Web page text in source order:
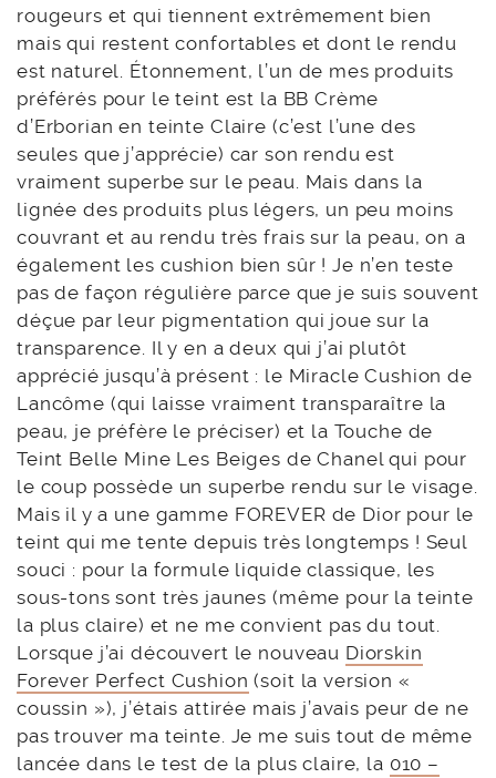
rougeurs et qui tiennent extrêmement bien
mais qui restent confortables et dont le rendu
est naturel. Étonnement, l’un de mes produits
préférés pour le teint est la BB Crème
d’Erborian en teinte Claire (c’est l’une des
seules que j’apprécie) car son rendu est
vraiment superbe sur le peau. Mais dans la
lignée des produits plus légers, un peu moins
couvrant et au rendu très frais sur la peau, on a
également les cushion bien sûr ! Je n’en teste
pas de façon régulière parce que je suis souvent
déçue par leur pigmentation qui joue sur la
transparence. Il y en a deux qui j’ai plutôt
apprécié jusqu’à présent : le Miracle Cushion de
Lancôme (qui laisse vraiment transparaître la
peau, je préfère le préciser) et la Touche de
Teint Belle Mine Les Beiges de Chanel qui pour
le coup possède un superbe rendu sur le visage.
Mais il y a une gamme FOREVER de Dior pour le
teint qui me tente depuis très longtemps ! Seul
souci : pour la formule liquide classique, les
sous-tons sont très jaunes (même pour la teinte
la plus claire) et ne me convient pas du tout.
Lorsque j’ai découvert le nouveau Diorskin
Forever Perfect Cushion (soit la version «
coussin »), j’étais attirée mais j’avais peur de ne
pas trouver ma teinte. Je me suis tout de même
lancée dans le test de la plus claire, la 010 –